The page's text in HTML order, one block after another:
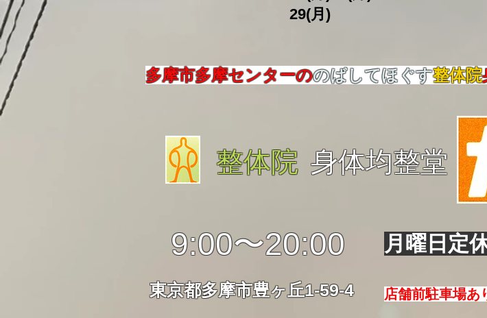
​ 29(月)
多摩市多摩センターののばしてほぐす整体院
整体院 身体均整堂
9:00〜20:00
東京都多摩市豊ヶ丘1-59-4
月曜日定
店舗前駐車場あ